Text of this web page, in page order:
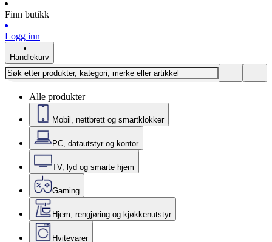
Finn butikk
Logg inn
Handlekurv
Alle produkter
Mobil, nettbrett og smartklokker
PC, datautstyr og kontor
TV, lyd og smarte hjem
Gaming
Hjem, rengjøring og kjøkkenutstyr
Hvitevarer